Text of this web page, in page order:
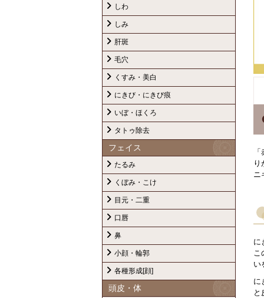
り
ニ
に
こ
い
に
と
しわ
しみ
肝斑
毛穴
くすみ・美白
にきび・にきび痕
いぼ・ほくろ
タトゥ除去
フェイス
たるみ
くぼみ・こけ
目元・二重
口唇
鼻
小顔・輪郭
各種形成[顔]
頭皮・体